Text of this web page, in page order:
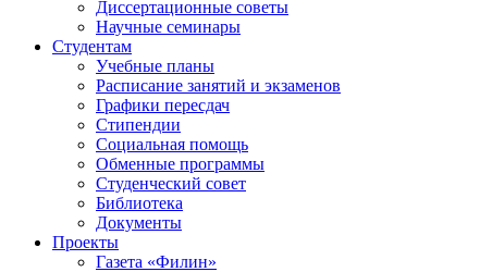
Диссертационные советы
Научные семинары
Студентам
Учебные планы
Расписание занятий и экзаменов
Графики пересдач
Стипендии
Социальная помощь
Обменные программы
Студенческий совет
Библиотека
Документы
Проекты
Газета «Филин»